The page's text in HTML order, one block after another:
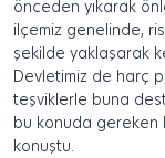
önceden yıkarak
ilçemiz genelinde,
şekilde yaklaşarak
Devletimiz de harç
teşviklerle buna
bu konuda gereken
konuştu.